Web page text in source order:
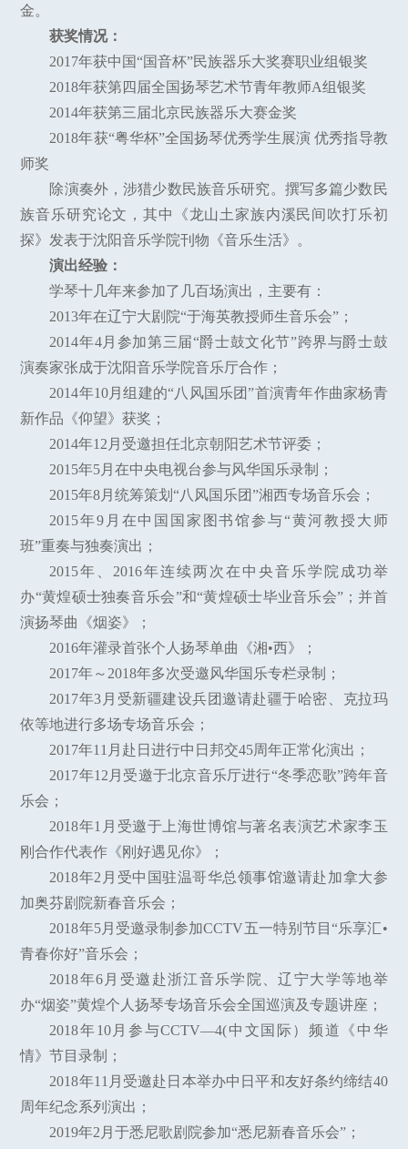
金。
获奖情况：
2017年获中国“国音杯”民族器乐大奖赛职业组银奖
2018年获第四届全国扬琴艺术节青年教师A组银奖
2014年获第三届北京民族器乐大赛金奖
2018年获“粤华杯”全国扬琴优秀学生展演 优秀指导教
师奖
除演奏外，涉猎少数民族音乐研究。撰写多篇少数民
族音乐研究论文，其中《龙山土家族内溪民间吹打乐初
探》发表于沈阳音乐学院刊物《音乐生活》。
演出经验：
学琴十几年来参加了几百场演出，主要有：
2013年在辽宁大剧院“于海英教授师生音乐会”；
2014年4月参加第三届“爵士鼓文化节”跨界与爵士鼓
演奏家张成于沈阳音乐学院音乐厅合作；
2014年10月组建的“八风国乐团”首演青年作曲家杨青
新作品《仰望》获奖；
2014年12月受邀担任北京朝阳艺术节评委；
2015年5月在中央电视台参与风华国乐录制；
2015年8月统筹策划“八风国乐团”湘西专场音乐会；
2015年9月在中国国家图书馆参与“黄河教授大师
班”重奏与独奏演出；
2015年、2016年连续两次在中央音乐学院成功举
办“黄煌硕士独奏音乐会”和“黄煌硕士毕业音乐会”；并首
演扬琴曲《烟姿》；
2016年灌录首张个人扬琴单曲《湘•西》；
2017年～2018年多次受邀风华国乐专栏录制；
2017年3月受新疆建设兵团邀请赴疆于哈密、克拉玛
依等地进行多场专场音乐会；
2017年11月赴日进行中日邦交45周年正常化演出；
2017年12月受邀于北京音乐厅进行“冬季恋歌”跨年音
乐会；
2018年1月受邀于上海世博馆与著名表演艺术家李玉
刚合作代表作《刚好遇见你》；
2018年2月受中国驻温哥华总领事馆邀请赴加拿大参
加奥芬剧院新春音乐会；
2018年5月受邀录制参加CCTV五一特别节目“乐享汇•
青春你好”音乐会；
2018年6月受邀赴浙江音乐学院、辽宁大学等地举
办“烟姿”黄煌个人扬琴专场音乐会全国巡演及专题讲座；
2018年10月参与CCTV—4(中文国际）频道《中华
情》节目录制；
2018年11月受邀赴日本举办中日平和友好条约缔结40
周年纪念系列演出；
2019年2月于悉尼歌剧院参加“悉尼新春音乐会”；